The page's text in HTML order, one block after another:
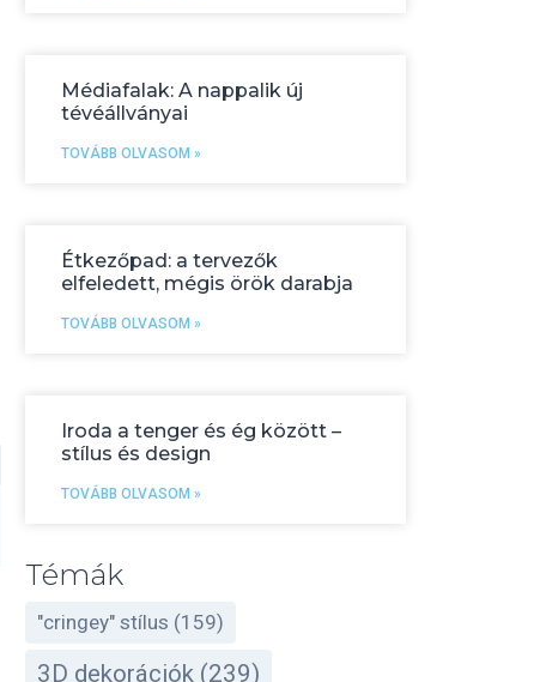
Médiafalak: A nappalik új
tévéállványai
TOVÁBB OLVASOM »
Étkezőpad: a tervezők
elfeledett, mégis örök darabja
TOVÁBB OLVASOM »
Iroda a tenger és ég között –
stílus és design
TOVÁBB OLVASOM »
Témák
"cringey" stílus (159)
3D dekorációk(239)